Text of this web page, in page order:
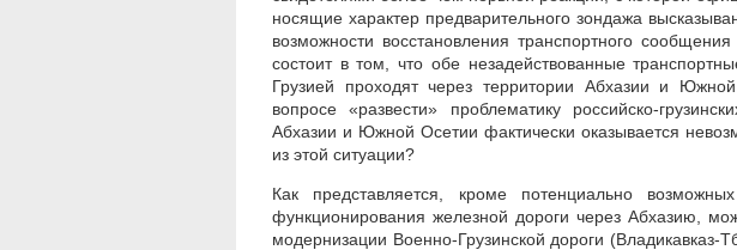
носящие характер предварительного зондажа
возможности восстановления транспортного
состоит в том, что обе незадействованные
Грузией проходят через территории Абхазии и
вопросе «развести» проблематику российско-
Абхазии и Южной Осетии фактически оказывается
из этой ситуации?
Как представляется, кроме потенциально
функционирования железной дороги через Абхазию,
модернизации Военно-Грузинской дороги (Владикавказ-